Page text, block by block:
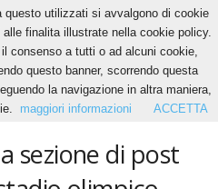
sezione di post
utilizzati si avvalgono di cookie
finalita illustrate nella cookie policy.
consenso a tutti o ad alcuni cookie,
questo banner, scorrendo questa
la navigazione in altra maniera,
maggiori informazioni ACCETTA